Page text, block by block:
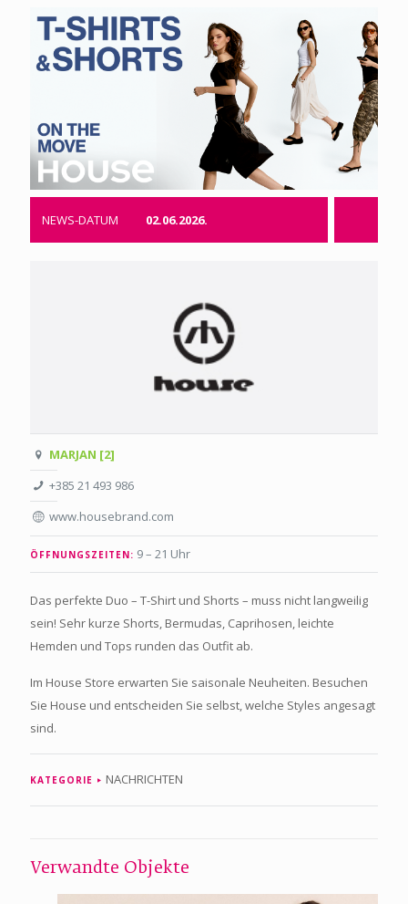
NEWS-DATUM 02.06.2026.
MARJAN [2]
+385 21 493 986
www.housebrand.com
ÖFFNUNGSZEITEN: 9 – 21 Uhr
Das perfekte Duo – T-Shirt und Shorts – muss nicht langweilig
sein! Sehr kurze Shorts, Bermudas, Caprihosen, leichte
Hemden und Tops runden das Outfit ab.
Im House Store erwarten Sie saisonale Neuheiten. Besuchen
Sie House und entscheiden Sie selbst, welche Styles angesagt
sind.
KATEGORIE NACHRICHTEN
Verwandte Objekte